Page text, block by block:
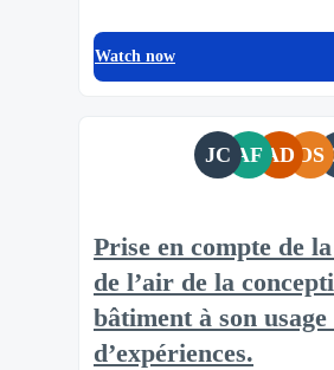
Watch now
JC AF AD OS
Prise en compte de
de l’air de la
bâtiment à son
d’expériences.